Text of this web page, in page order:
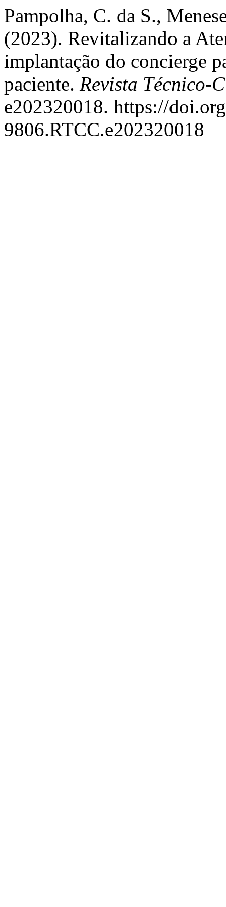
Pampolha, C. da S.,
(2023). Revitalizando a
implantação do concierge
paciente. Revista Técnico-
e202320018. https://
9806.RTCC.e202320018